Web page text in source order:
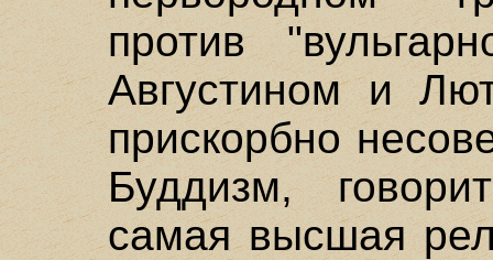
против
Августином и
прискорбно
Буддизм,
самая высшая